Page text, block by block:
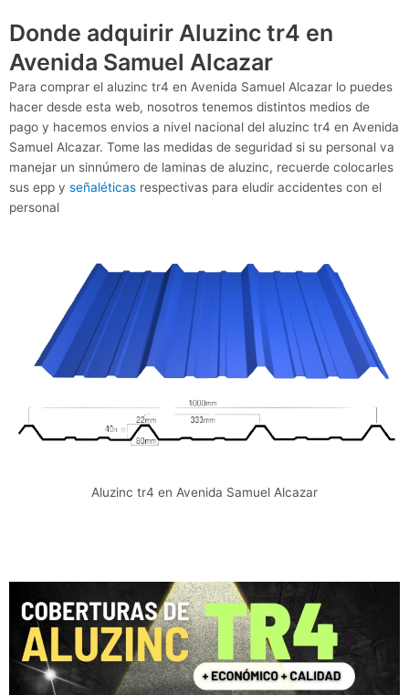
Donde adquirir Aluzinc tr4 en
Avenida Samuel Alcazar
Para comprar el aluzinc tr4 en Avenida Samuel Alcazar lo puedes
hacer desde esta web, nosotros tenemos distintos medios de
pago y hacemos envios a nivel nacional del aluzinc tr4 en Avenida
Samuel Alcazar. Tome las medidas de seguridad si su personal va
manejar un sinnúmero de laminas de aluzinc, recuerde colocarles
sus epp y señaléticas respectivas para eludir accidentes con el
personal
Aluzinc tr4 en Avenida Samuel Alcazar